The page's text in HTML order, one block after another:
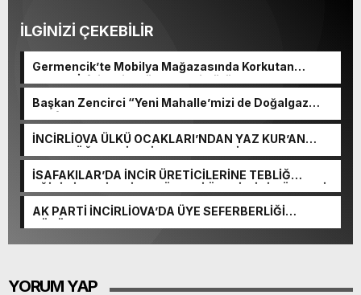
İLGİNİZİ ÇEKEBİLİR
Germencik’te Mobilya Mağazasında Korkutan
Yangın! İtfaiyenin Müdahalesi Sürüyor
Başkan Zencirci “Yeni Mahalle’mizi de Doğalgaz
Konforuyla Buluşturuyoruz”
İNCİRLİOVA ÜLKÜ OCAKLARI’NDAN YAZ KUR’AN
KURSU ÖĞRENCİLERİNE ANLAMLI ZİYARET
İSAFAKILAR’DA İNCİR ÜRETİCİLERİNE TEBLİĞ
EĞİTİMİ: KALİTELİ VE GÜVENLİ ÜRETİM İÇİN ÖNEMLİ
UYARILAR
AK PARTİ İNCİRLİOVA’DA ÜYE SEFERBERLİĞİ
YORUM YAP